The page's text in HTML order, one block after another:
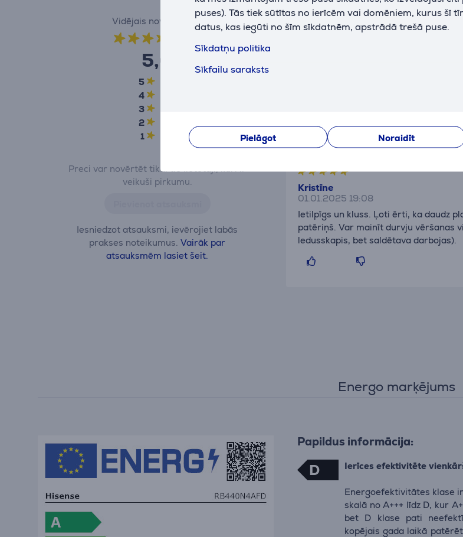
puses). Tās tiek sūtītas no ierīcēm vai domēniem, kurus šī
datus, kas iegūti no šīm sīkdatnēm, apstrādā trešā puse.
Sīkdatņu politika
Sīkfailu saraksts
Pielāgot Noraidīt
Vidējais novērtējums
5,0
5
4
3
2
1
Preci var novērtēt tikai tie lietotāji, kuri ir
veikuši pirkumu.
Iesniedzot atsauksmi, ievērojiet labās
prakses noteikumus.Vairāk par
atsauksmēm lasiet šeit.
Kristīne
01.01.2025 19:08
Ietilpīgs un kluss. Ļoti ērti, ka daudz
patēriņš. Var mainīt durvju vēršanas
ledusskapis, bet saldētava darbojas).
Energo marķējums
Papildus informācija:
D Ierīces efektivitēte
Energoefektivitātes klase
skalā no A+++ līdz D, kur
bet D klase pati
kopējais gada laikā